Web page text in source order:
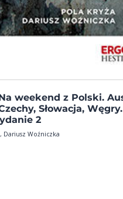
weekend z Polski.
Słowacja, Węgry.
2
Dariusz Woźniczka